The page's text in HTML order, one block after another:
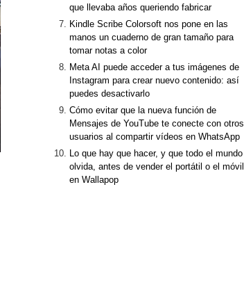
que llevaba años queriendo fabricar
Kindle Scribe Colorsoft nos pone en las
manos un cuaderno de gran tamaño para
tomar notas a color
Meta AI puede acceder a tus imágenes de
Instagram para crear nuevo contenido: así
puedes desactivarlo
Cómo evitar que la nueva función de
Mensajes de YouTube te conecte con otros
usuarios al compartir vídeos en WhatsApp
Lo que hay que hacer, y que todo el mundo
olvida, antes de vender el portátil o el móvil
en Wallapop